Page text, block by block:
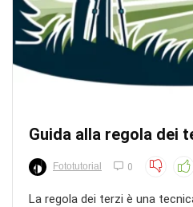
Guida alla regola dei
Fototutorial 0
La regola dei terzi è una